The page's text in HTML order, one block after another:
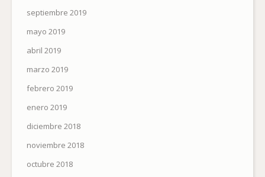
septiembre 2019
mayo 2019
abril 2019
marzo 2019
febrero 2019
enero 2019
diciembre 2018
noviembre 2018
octubre 2018